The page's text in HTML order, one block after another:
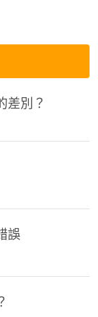
差別？
誤